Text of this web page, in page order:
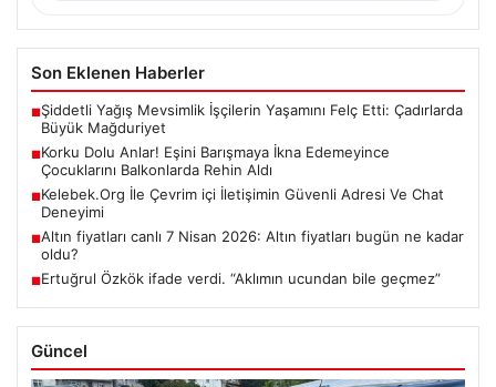
Son Eklenen Haberler
■Şiddetli Yağış Mevsimlik İşçilerin Yaşamını Felç Etti: Çadırlarda
Büyük Mağduriyet
■Korku Dolu Anlar! Eşini Barışmaya İkna Edemeyince
Çocuklarını Balkonlarda Rehin Aldı
■Kelebek.Org İle Çevrim içi İletişimin Güvenli Adresi Ve Chat
Deneyimi
■Altın fiyatları canlı 7 Nisan 2026: Altın fiyatları bugün ne kadar
oldu?
■Ertuğrul Özkök ifade verdi. “Aklımın ucundan bile geçmez”
Güncel